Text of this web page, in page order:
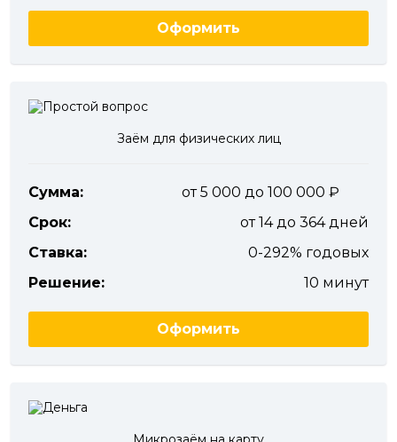
Оформить
Заём для физических лиц
Сумма:
от 5 000 до 100 000
Срок:
от 14 до 364 дней
Ставка:
0-292% годовых
Решение:
10 минут
Оформить